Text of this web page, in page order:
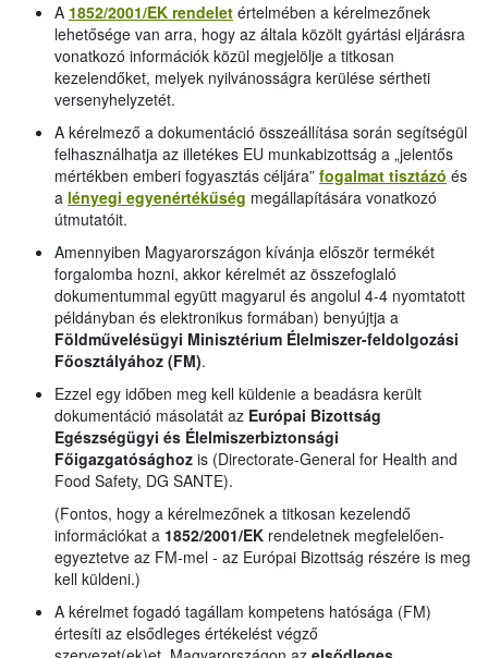
A 1852/2001/EK rendelet értelmében a kérelmezőnek
lehetősége van arra, hogy az általa közölt gyártási eljárásra
vonatkozó információk közül megjelölje a titkosan
kezelendőket, melyek nyilvánosságra kerülése sértheti
versenyhelyzetét.
A kérelmező a dokumentáció összeállítása során segítségül
felhasználhatja az illetékes EU munkabizottság a „jelentős
mértékben emberi fogyasztás céljára” fogalmat tisztázó és
a lényegi egyenértékűség megállapítására vonatkozó
útmutatóit.
Amennyiben Magyarországon kívánja először termékét
forgalomba hozni, akkor kérelmét az összefoglaló
dokumentummal együtt magyarul és angolul 4-4 nyomtatott
példányban és elektronikus formában) benyújtja a
Földművelésügyi Minisztérium Élelmiszer-feldolgozási
Főosztályához (FM).
Ezzel egy időben meg kell küldenie a beadásra került
dokumentáció másolatát az Európai Bizottság
Egészségügyi és Élelmiszerbiztonsági
Főigazgatósághoz is (Directorate-General for Health and
Food Safety, DG SANTE).
(Fontos, hogy a kérelmezőnek a titkosan kezelendő
információkat a 1852/2001/EK rendeletnek megfelelően-
egyeztetve az FM-mel - az Európai Bizottság részére is meg
kell küldeni.)
A kérelmet fogadó tagállam kompetens hatósága (FM)
értesíti az elsődleges értékelést végző